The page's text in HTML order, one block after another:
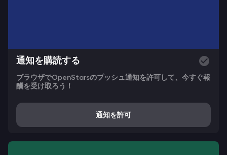
通知を購読する
ブラウザでOpenStarsのプッシュ通知を許可して、今すぐ報
酬を受け取ろう！
通知を許可